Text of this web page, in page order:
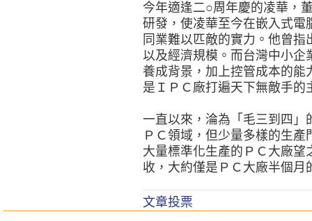
今年適逢二○周年慶的凌華，
研發，使凌華至今在嵌入式電
同業難以匹敵的實力。他曾
以及經濟規模。而台灣中小企
養成背景，加上控管成本的能
是ＩＰＣ廠打遍天下無敵手的
一直以來，淪為「毛三到四」
ＰＣ領域，但少量多樣的生
大量標準化生產的ＰＣ大廠
收，大約僅是ＰＣ大廠半個月
文章投票